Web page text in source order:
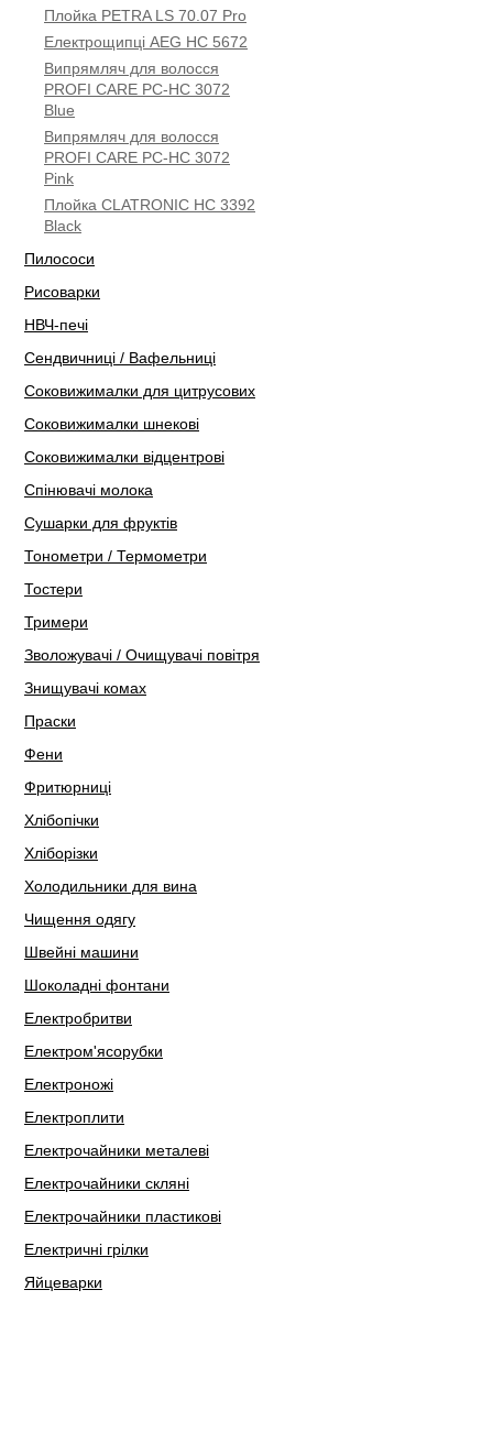
Плойка PETRA LS 70.07 Pro
Електрощипці AEG HC 5672
Випрямляч для волосся
PROFI CARE PC-HC 3072
Blue
Випрямляч для волосся
PROFI CARE PC-HC 3072
Pink
Плойка CLATRONIC HC 3392
Black
Пилососи
Рисоварки
НВЧ-печі
Сендвичниці / Вафельниці
Соковижималки для цитрусових
Соковижималки шнекові
Соковижималки відцентрові
Спінювачі молока
Сушарки для фруктів
Тонометри / Термометри
Тостери
Тримери
Зволожувачі / Очищувачі повітря
Знищувачі комах
Праски
Фени
Фритюрниці
Хлібопічки
Хліборізки
Холодильники для вина
Чищення одягу
Швейні машини
Шоколадні фонтани
Електробритви
Електром'ясорубки
Електроножі
Електроплити
Електрочайники металеві
Електрочайники скляні
Електрочайники пластикові
Електричні грілки
Яйцеварки